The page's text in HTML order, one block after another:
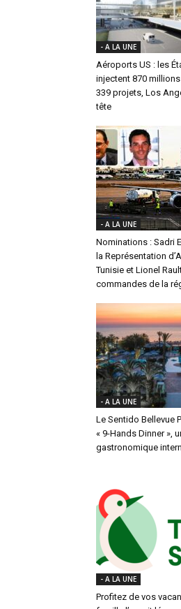
- A LA UNE
Aéroports US : les
injectent 870
339 projets, Los
tête
- A LA UNE
Nominations : Sadri
la Représentation
Tunisie et Lionel
commandes de la
- A LA UNE
Le Sentido Bellevue
« 9-Hands Dinner »,
gastronomique
- A LA UNE
Profitez de vos